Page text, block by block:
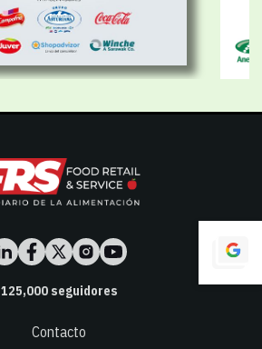
125,000seguidores
Contacto